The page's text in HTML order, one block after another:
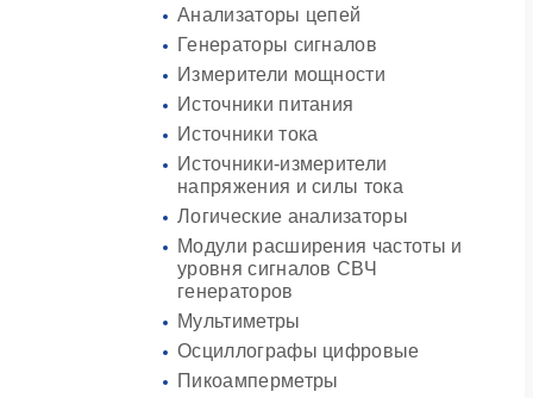
Анализаторы цепей
Генераторы сигналов
Измерители мощности
Источники питания
Источники тока
Источники-измерители
напряжения и силы тока
Логические анализаторы
Модули расширения частоты и
уровня сигналов СВЧ
генераторов
Мультиметры
Осциллографы цифровые
Пикоамперметры